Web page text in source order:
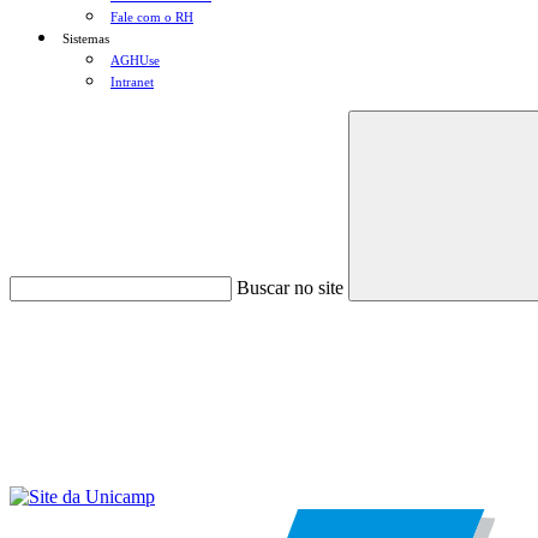
Fale com o RH
Sistemas
AGHUse
Intranet
Buscar no site